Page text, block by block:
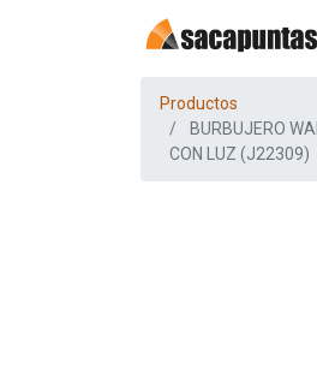
Productos
BURBUJERO
CON LUZ (J22309)